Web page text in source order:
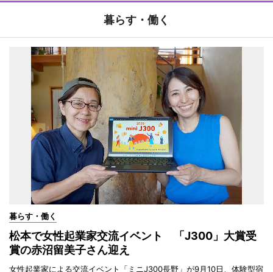
暮らす・働く
暮らす・働く
松本で女性起業家交流イベント 「J300」大賞受
賞の赤沼留美子さん迎え
女性起業家による交流イベント「ミニJ300長野」が9月10日、体験型宿